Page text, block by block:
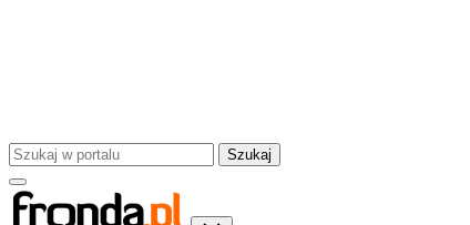
Szukaj